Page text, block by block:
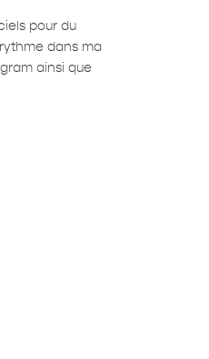
pour du
dans ma
ainsi que